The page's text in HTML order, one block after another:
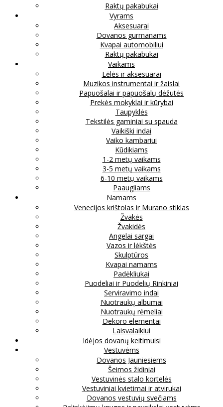
Raktų pakabukai
Vyrams
Aksesuarai
Dovanos gurmanams
Kvapai automobiliui
Raktų pakabukai
Vaikams
Lėlės ir aksesuarai
Muzikos instrumentai ir žaislai
Papuošalai ir papuošalų dėžutės
Prekės mokyklai ir kūrybai
Taupyklės
Tekstilės gaminiai su spauda
Vaikiški indai
Vaiko kambariui
Kūdikiams
1-2 metų vaikams
3-5 metų vaikams
6-10 metų vaikams
Paaugliams
Namams
Venecijos krištolas ir Murano stiklas
Žvakės
Žvakidės
Angelai sargai
Vazos ir lėkštės
Skulptūros
Kvapai namams
Padėkliukai
Puodeliai ir Puodelių Rinkiniai
Serviravimo indai
Nuotraukų albumai
Nuotraukų rėmeliai
Dekoro elementai
Laisvalaikiui
Idėjos dovanų keitimuisi
Vestuvėms
Dovanos Jauniesiems
Šeimos židiniai
Vestuvinės stalo kortelės
Vestuviniai kvietimai ir atvirukai
Dovanos vestuvių svečiams